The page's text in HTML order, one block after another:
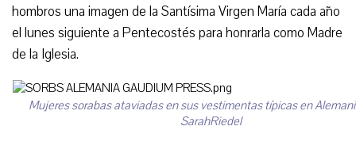
hombros una imagen de la Santísima Virgen María cada año
el lunes siguiente a Pentecostés para honrarla como Madre
de la Iglesia.
Mujeres sorabas ataviadas en sus vestimentas típicas en
SarahRiedel